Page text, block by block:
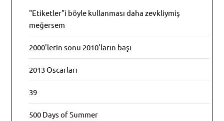
"Etiketler"i böyle kullanması daha zevkliymiş
meğersem
2000'lerin sonu 2010'ların başı
2013 Oscarları
39
500 Days of Summer